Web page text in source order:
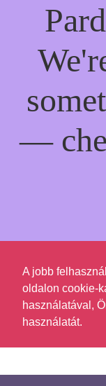
—
A jobb
oldalon cookie-
használatával,
használatát.